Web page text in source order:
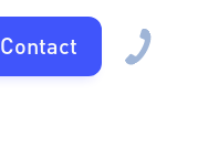
Contact